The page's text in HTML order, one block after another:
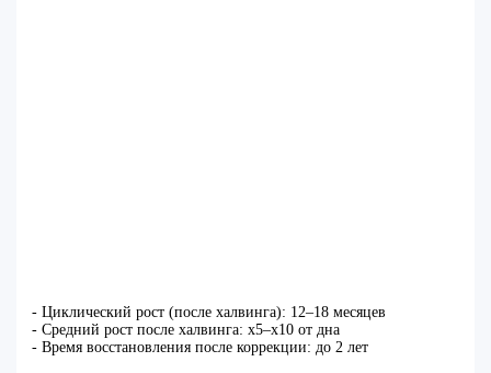
- Циклический рост (после халвинга): 12–18 месяцев
- Средний рост после халвинга: x5–x10 от дна
- Время восстановления после коррекции: до 2 лет